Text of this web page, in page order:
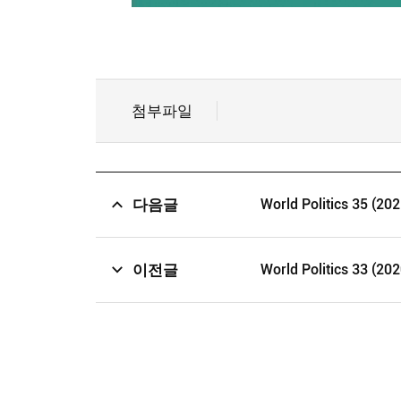
첨부파일
다음글 World Politics 35
이전글 World Politics 33